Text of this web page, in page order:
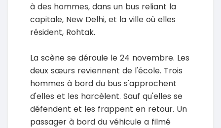
à des hommes, dans un bus reliant la
capitale, New Delhi, et la ville où elles
résident, Rohtak.
La scène se déroule le 24 novembre. Les
deux sœurs reviennent de l'école. Trois
hommes à bord du bus s'approchent
d'elles et les harcèlent. Sauf qu'elles se
défendent et les frappent en retour. Un
passager à bord du véhicule a filmé